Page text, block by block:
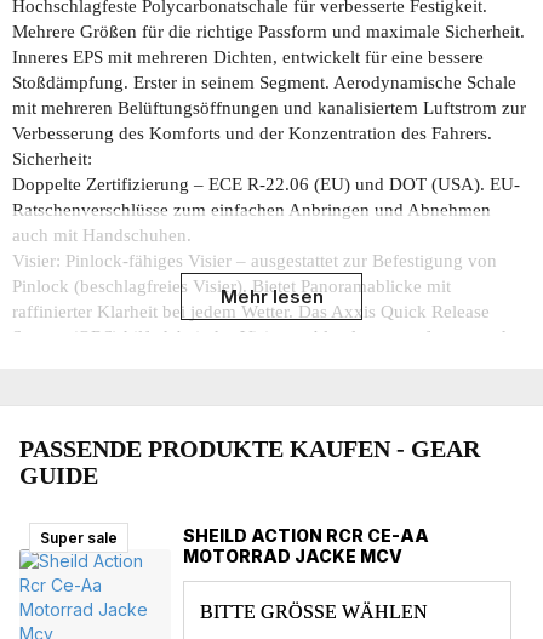
Hochschlagfeste Polycarbonatschale für verbesserte Festigkeit.
Mehrere Größen für die richtige Passform und maximale Sicherheit.
Inneres EPS mit mehreren Dichten, entwickelt für eine bessere
Stoßdämpfung. Erster in seinem Segment. Aerodynamische Schale
mit mehreren Belüftungsöffnungen und kanalisiertem Luftstrom zur
Verbesserung des Komforts und der Konzentration des Fahrers.
Sicherheit:
Doppelte Zertifizierung – ECE R-22.06 (EU) und DOT (USA). EU-
Ratschenverschlüsse zum einfachen Anbringen und Abnehmen
auch mit Handschuhen.
Visier: Pinlock-fähiges Visier – ausgestattet zur Befestigung von
Pinlock (beschlagfreies Visier). Bietet Panoramablicke mit
raffinierter Klarheit bei jedem Wetter. Das Axxis Quick Release
System (QRS) hilft dabei, das Visier problemlos zu entfernen und
absorbieren Schweiß und lassen ihn entlüften. Leicht abnehmbarer
und waschbarer Innenraum, um den Helm sauber zu halten.
Abnehmbarer Kinnvorhang.
Fortschrittliche aerodynamische Polycarbonat-Schalenkonstruktion
– leicht und dennoch stabil, hilft, das Gewicht des Helms niedrig zu
halten und gleichzeitig sicherzustellen, dass Sie sicher bleiben
Mehr lesen
PASSENDE PRODUKTE KAUFEN - GEAR
GUIDE
Super sale
SHEILD ACTION RCR CE-AA
MOTORRAD JACKE MCV
BITTE GRÖSSE WÄHLEN
Super sale
Super sale
Super sale